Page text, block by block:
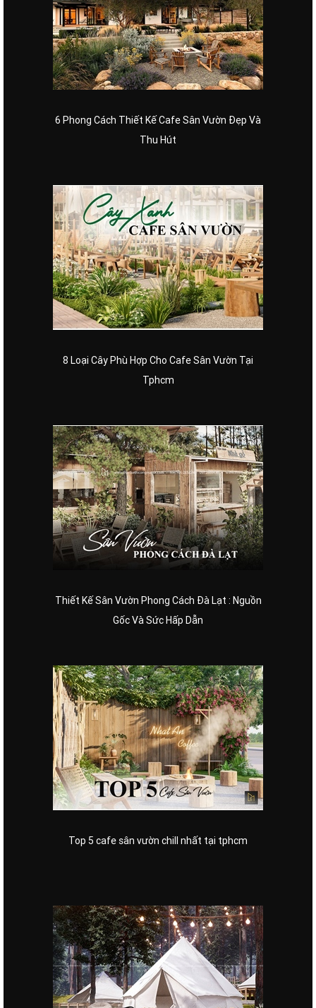
6 Phong Cách Thiết Kế Cafe Sân Vườn Đẹp Và
Thu Hút
8 Loại Cây Phù Hợp Cho Cafe Sân Vườn Tại
Tphcm
Thiết Kế Sân Vườn Phong Cách Đà Lạt : Nguồn
Gốc Và Sức Hấp Dẫn
Top 5 cafe sân vườn chill nhất tại tphcm